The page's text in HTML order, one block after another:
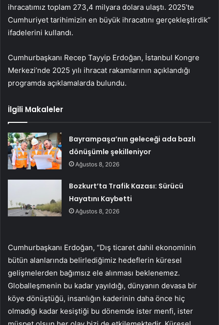
ihracatımız toplam 273,4 milyara dolara ulaştı. 2025’te
Cumhuriyet tarihimizin en büyük ihracatını gerçekleştirdik”
ifadelerini kullandı.
Cumhurbaşkanı Recep Tayyip Erdoğan, İstanbul Kongre
Merkezi’nde 2025 yılı ihracat rakamlarının açıklandığı
programda açıklamalarda bulundu.
İlgili Makaleler
Bayrampaşa’nın geleceği ada bazlı
dönüşümle şekilleniyor
Ağustos 8, 2026
Bozkurt’ta Trafik Kazası: Sürücü
Hayatını Kaybetti
Ağustos 8, 2026
Cumhurbaşkanı Erdoğan, “Dış ticaret dahil ekonominin
bütün alanlarında belirlediğimiz hedeflerin küresel
gelişmelerden bağımsız ele alınması beklenemez.
Globalleşmenin bu kadar yayıldığı, dünyanın devasa bir
köye dönüştüğü, insanlığın kaderinin daha önce hiç
olmadığı kadar kesiştiği bu dönemde ister menfi, ister